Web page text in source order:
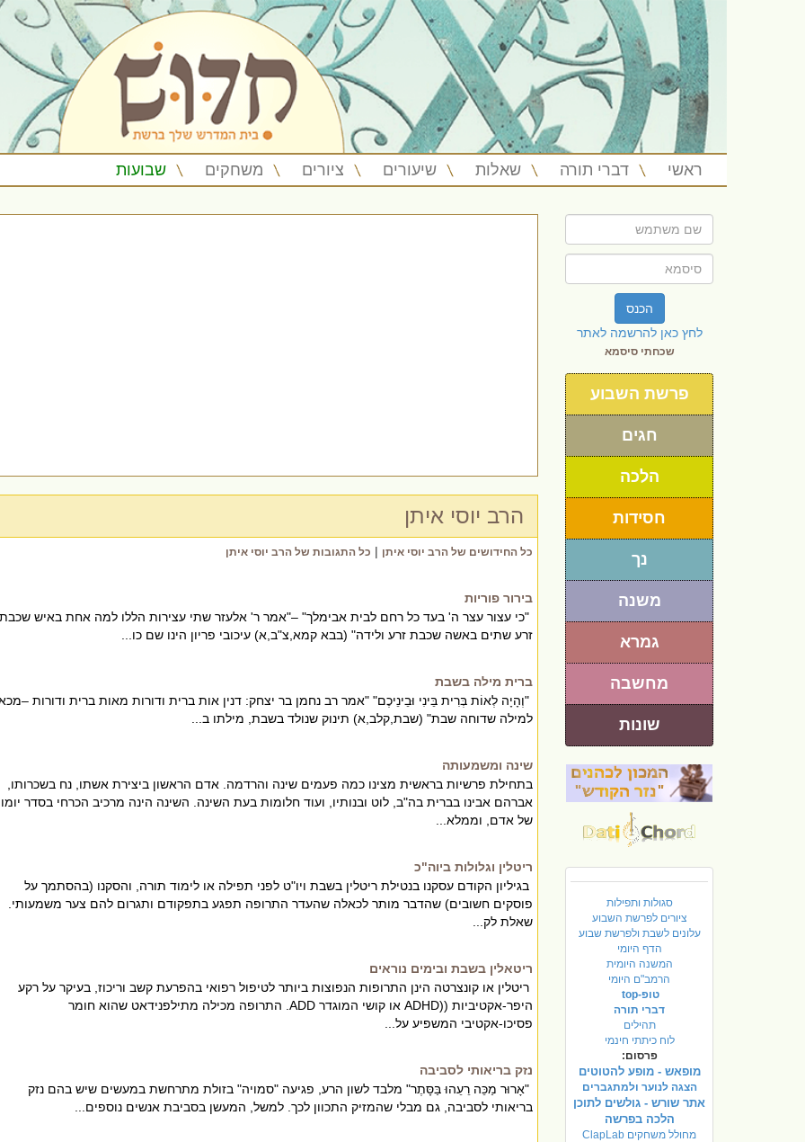
ראשי דברי תורה שאלות שיעורים ציורים משחקים שבועות
הכנס
לחץ כאן להרשמה לאתר
שכחתי סיסמא
פרשת השבוע
חגים
הלכה
חסידות
נך
משנה
גמרא
מחשבה
שונות
סגולות ותפילות
ציורים לפרשת השבוע
עלונים לשבת ולפרשת שבוע
הדף היומי
המשנה היומית
הרמב"ם היומי
טופ-top
דברי תורה
תהילים
לוח כיתתי חינמי
פרסום:
מופאש - מופע להטוטים
הצגה לנוער ולמתגברים
אתר שורש - גולשים לתוכן
הלכה בפרשה
מחולל משחקים ClapLab
הרב יוסי איתן
כל החידושים של הרב יוסי איתן | כל התגובות של הרב יוסי איתן
בירור פוריות
"כי עצור עצר ה' בעד כל רחם לבית אבימלך" –"אמר ר' אלעזר שתי עצירות הללו למה אחת באיש שכבת
זרע שתים באשה שכבת זרע ולידה" (בבא קמא,צ"ב,א) עיכובי פריון הינו שם כו...
ברית מילה בשבת
"וְהָיָה לְאוֹת בְּרִית בֵּינִי וּבֵינֵיכֶם" "אמר רב נחמן בר יצחק: דנין אות ברית ודורות מאות ברית ודורות
למילה שדוחה שבת" (שבת,קלב,א) תינוק שנולד בשבת, מילתו ב...
שינה ומשמעותה
בתחילת פרשיות בראשית מצינו כמה פעמים שינה והרדמה. אדם הראשון ביצירת אשתו, נח בשכרותו,
אברהם אבינו בברית בה"ב, לוט ובנותיו, ועוד חלומות בעת השינה. השינה הינה מרכיב הכרחי בסדר יומו
של אדם, וממלא...
ריטלין וגלולות ביוה"כ
בגיליון הקודם עסקנו בנטילת ריטלין בשבת ויו"ט לפני תפילה או לימוד תורה, והסקנו (בהסתמך על
פוסקים חשובים) שהדבר מותר לכאלה שהעדר התרופה תפגע בתפקודם ותגרום להם צער משמעותי.
שאלת לק...
ריטאלין בשבת ובימים נוראים
ריטלין או קונצרטה הינן התרופות הנפוצות ביותר לטיפול רפואי בהפרעת קשב וריכוז, בעיקר על רקע
היפר-אקטיביות ((ADHD או קושי המוגדר ADD. התרופה מכילה מתילפנידאט שהוא חומר
פסיכו-אקטיבי המשפיע על...
נזק בריאותי לסביבה
"אָרוּר מַכֵּה רֵעֵהוּ בַּסָּתֶר" מלבד לשון הרע, פגיעה "סמויה" בזולת מתרחשת במעשים שיש בהם נזק
בריאותי לסביבה, גם מבלי שהמזיק התכוון לכך. למשל, המעשן בסביבת אנשים נוספים...